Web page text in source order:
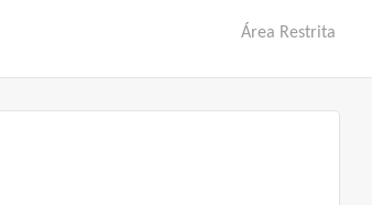
Área Restrita